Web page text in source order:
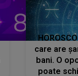
care are
bani. O
poate